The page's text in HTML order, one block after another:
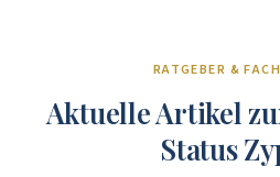
RATGEBER &
Aktuelle Artikel
Status